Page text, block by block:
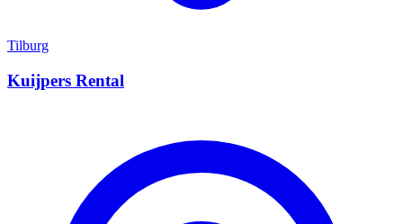
Tilburg
Kuijpers Rental